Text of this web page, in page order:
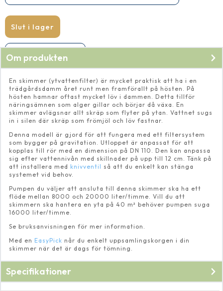
Slut i lager
Om produkten
En skimmer (ytvattenfilter) är mycket praktisk att ha i en
trädgårdsdamm året runt men framförallt på hösten. På
hösten hamnar oftast mycket löv i dammen. Detta tillför
näringsämnen som alger gillar och börjar då växa. En
skimmer avlägsnar allt skräp som flyter på ytan. Vattnet sugs
in i silen där skräp som frömjöl och löv fastnar.
Denna modell är gjord för att fungera med ett filtersystem
som bygger på gravitation. Utloppet är anpassat för att
kopplas till rör med en dimension på DN 110. Den kan anpassa
sig efter vattennivån med skillnader på upp till 12 cm. Tänk på
att installera med knivventil så att du enkelt kan stänga
systemet vid behov.
Pumpen du väljer att ansluta till denna skimmer ska ha ett
flöde mellan 8000 och 20000 liter/timme. Vill du att
skimmern ska hantera en yta på 40 m² behöver pumpen suga
16000 liter/timme.
Se bruksanvisningen för mer information.
Med en EasyPick når du enkelt uppsamlingskorgen i din
skimmer när det är dags för tömning.
Specifikationer